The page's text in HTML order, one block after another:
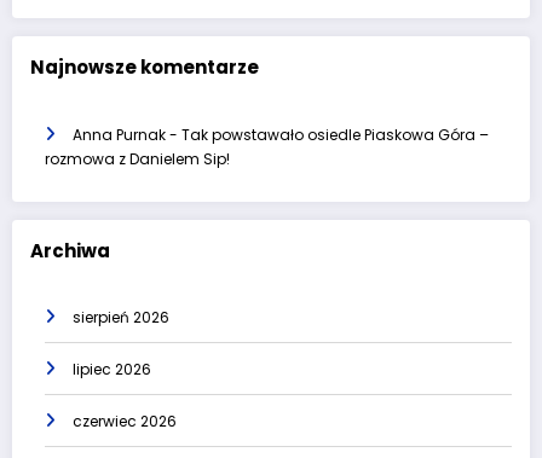
Najnowsze komentarze
Anna Purnak- Tak powstawało osiedle Piaskowa Góra –
rozmowa z Danielem Sip!
Archiwa
sierpień 2026
lipiec 2026
czerwiec 2026